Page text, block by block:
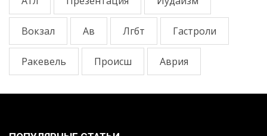
Вокзал Ав Лгбт Гастроли
Ракевель Происш Аврия